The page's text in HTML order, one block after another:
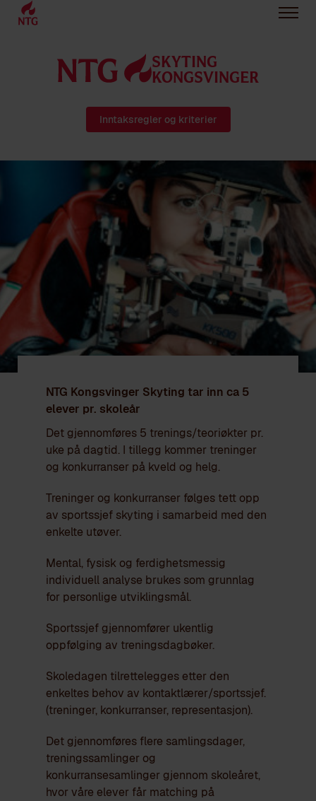
SKYTING
KONGSVINGER
Inntaksregler og kriterier
NTG Kongsvinger Skyting tar inn ca 5
elever pr. skoleår
Det gjennomføres 5 trenings/teoriøkter pr.
uke på dagtid. I tillegg kommer treninger
og konkurranser på kveld og helg.
Treninger og konkurranser følges tett opp
av sportssjef skyting i samarbeid med den
enkelte utøver.
Mental, fysisk og ferdighetsmessig
individuell analyse brukes som grunnlag
for personlige utviklingsmål.
Sportssjef gjennomfører ukentlig
oppfølging av treningsdagbøker.
Skoledagen tilrettelegges etter den
enkeltes behov av kontaktlærer/sportssjef.
(treninger, konkurranser, representasjon).
Det gjennomføres flere samlingsdager,
treningssamlinger og
konkurransesamlinger gjennom skoleåret,
hvor våre elever får matching på